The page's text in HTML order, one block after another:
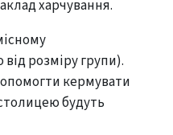
харчування.
розміру групи).
кермувати
будуть